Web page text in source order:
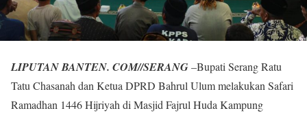
LIPUTAN BANTEN. COM//SERANG–Bupati Serang Ratu
Tatu Chasanah dan Ketua DPRD Bahrul Ulum melakukan Safari
Ramadhan 1446 Hijriyah di Masjid Fajrul Huda Kampung